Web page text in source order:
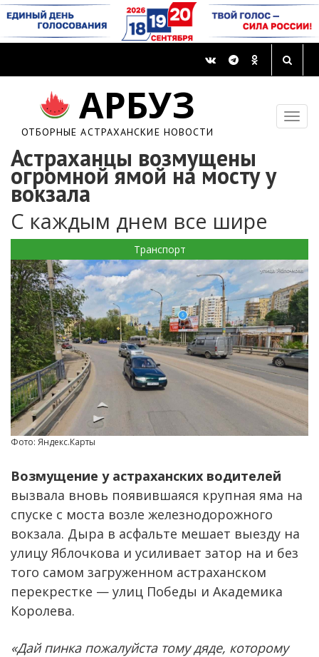
АРБУЗ
ОТБОРНЫЕ АСТРАХАНСКИЕ НОВОСТИ
Астраханцы возмущены
огромной ямой на мосту у
вокзала
С каждым днем все шире
Транспорт
Фото: Яндекс.Карты
Возмущение у астраханских водителей
вызвала вновь появившаяся крупная яма на
спуске с моста возле железнодорожного
вокзала. Дыра в асфальте мешает выезду на
улицу Яблочкова и усиливает затор на и без
того самом загруженном астраханском
перекрестке — улиц Победы и Академика
Королева.
«Дай пинка пожалуйста тому дяде, которому